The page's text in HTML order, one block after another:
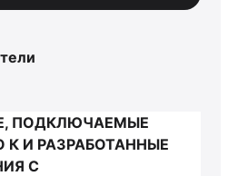
ПОДКЛЮЧАЕМЫЕ
И РАЗРАБОТАННЫЕ
С